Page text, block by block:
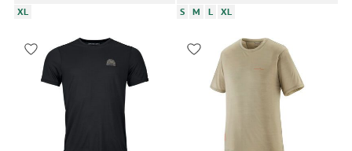
XL S M L XL